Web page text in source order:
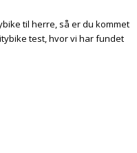
til herre, så er du kommet
test, hvor vi har fundet